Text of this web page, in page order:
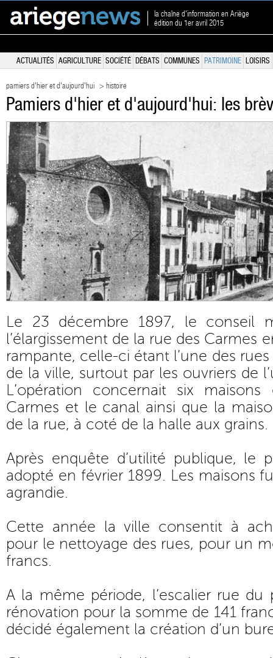
la chaîne d'information en Ariège
édition du 1er avril 2015
ACTUALITÉS AGRICULTURE SOCIÉTÉ DÉBATS COMMUNES PATRIMOINE LOISIRS
pamiers d'hier et d'aujourd'hui > histoire
Pamiers d'hier et d'aujourd'hui: les
Le 23 décembre 1897, le conseil
l’élargissement de la rue des Carmes
rampante, celle-ci étant l’une des
de la ville, surtout par les ouvriers de
L’opération concernait six
Carmes et le canal ainsi que la
de la rue, à coté de la halle aux grains.
Après enquête d’utilité publique, le
adopté en février 1899. Les maisons
agrandie.
Cette année la ville consentit à
pour le nettoyage des rues, pour un
francs.
A la même période, l’escalier rue
rénovation pour la somme de 141
décidé également la création d’un